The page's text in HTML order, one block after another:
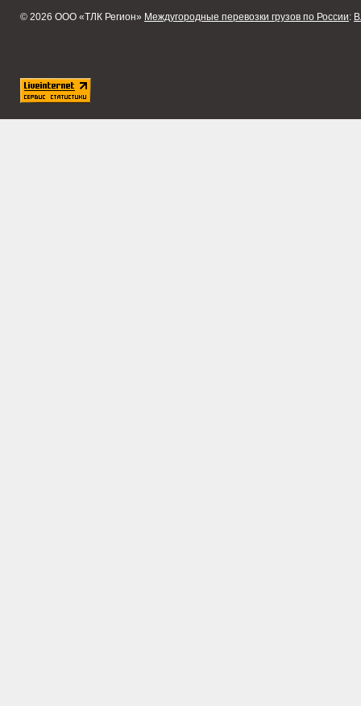
© 2026 ООО «ТЛК Регион» Междугородные перевозки грузов по России: